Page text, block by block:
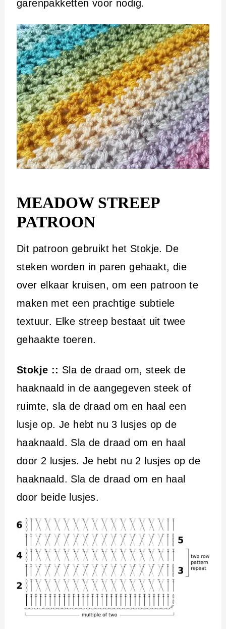
garenpakketten voor nodig.
MEADOW STREEP
PATROON
Dit patroon gebruikt het Stokje. De
steken worden in paren gehaakt, die
over elkaar kruisen, om een patroon te
maken met een prachtige subtiele
textuur. Elke streep bestaat uit twee
gehaakte toeren.
Stokje :: Sla de draad om, steek de
haaknaald in de aangegeven steek of
ruimte, sla de draad om en haal een
lusje op. Je hebt nu 3 lusjes op de
haaknaald. Sla de draad om en haal
door 2 lusjes. Je hebt nu 2 lusjes op de
haaknaald. Sla de draad om en haal
door beide lusjes.